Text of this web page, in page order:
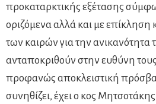
προκαταρκτικής εξέτασης
οριζόμενα αλλά και με
των καιρών για την
ανταποκριθούν στην ευθύνη
προφανώς αποκλειστική
συνηθίζει, έχει ο κος